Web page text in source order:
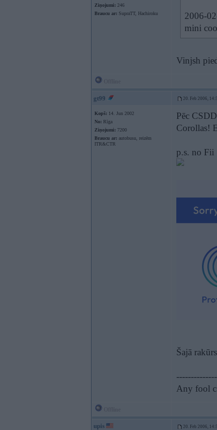
Ziņojumi: 246
Braucu ar: SupraTT, Hachiroku
2006-
mini
Vinjsh
gt99 20. Feb 2006,
Kopš: 14. Jun 2002
No: Rīga
Ziņojumi: 7200
Braucu ar: autobusu, reizēm
ITR&CTR
Pēc
Corollas!
p.s. no Fii
Šajā
Any fool
upis 20. Feb 2006,